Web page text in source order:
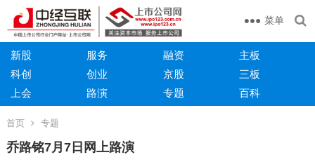
菜单
新股 服务 融资
主板
科创
创业 京股
三板
上会
路演 专题 百科
首页 专题
乔路铭7月7日网上路演